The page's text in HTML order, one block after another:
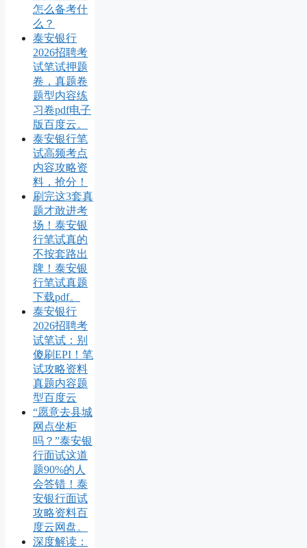
怎么备考什
么？
泰安银行
2026招聘考
试笔试押题
卷，真题卷
题型内容练
习卷pdf电子
版百度云。
泰安银行笔
试高频考点
内容攻略资
料，抢分！
刷完这3套真
题才敢进考
场！泰安银
行笔试真的
不按套路出
牌！泰安银
行笔试真题
下载pdf。
泰安银行
2026招聘考
试笔试：别
傻刷EPI！笔
试攻略资料
真题内容题
型百度云
“愿意去县城
网点坐柜
吗？”泰安银
行面试这道
题90%的人
会答错！泰
安银行面试
攻略资料百
度云网盘。
深度解读：